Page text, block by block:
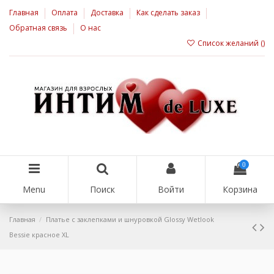
Главная Оплата Доставка
Как сделать заказ
Обратная связь
О нас
Список желаний ()
Menu Поиск Войти
0
Корзина
Главная
Платье с заклепками и шнуровкой Glossy Wetlook
Bessie красное ХL